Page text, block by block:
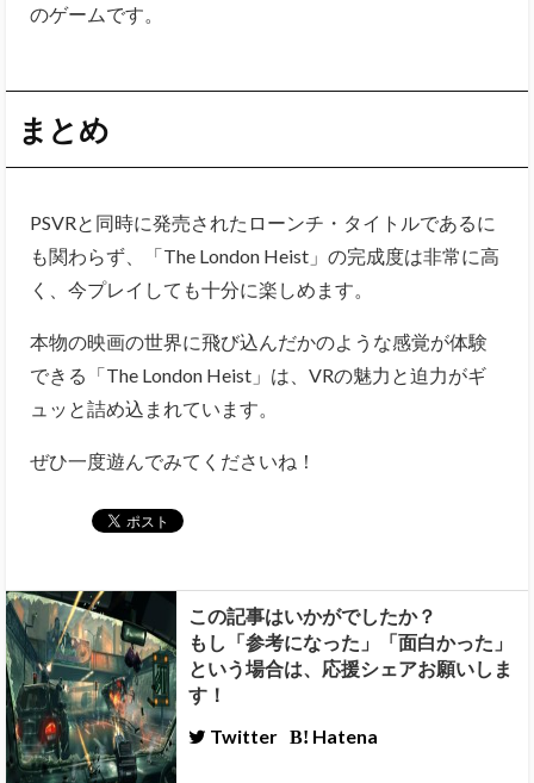
のゲームです。
まとめ
PSVRと同時に発売されたローンチ・タイトルであるに
も関わらず、「The London Heist」の完成度は非常に高
く、今プレイしても十分に楽しめます。
本物の映画の世界に飛び込んだかのような感覚が体験
できる「The London Heist」は、VRの魅力と迫力がギ
ュッと詰め込まれています。
ぜひ一度遊んでみてくださいね！
この記事はいかがでしたか？
もし「参考になった」「面白かった」
という場合は、応援シェアお願いしま
す！
Twitter
Hatena